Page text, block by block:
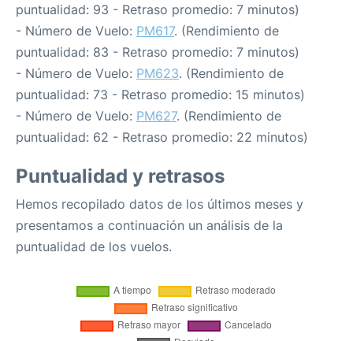
puntualidad: 93 - Retraso promedio: 7 minutos)
- Número de Vuelo: PM617. (Rendimiento de
puntualidad: 83 - Retraso promedio: 7 minutos)
- Número de Vuelo: PM623. (Rendimiento de
puntualidad: 73 - Retraso promedio: 15 minutos)
- Número de Vuelo: PM627. (Rendimiento de
puntualidad: 62 - Retraso promedio: 22 minutos)
Puntualidad y retrasos
Hemos recopilado datos de los últimos meses y
presentamos a continuación un análisis de la
puntualidad de los vuelos.